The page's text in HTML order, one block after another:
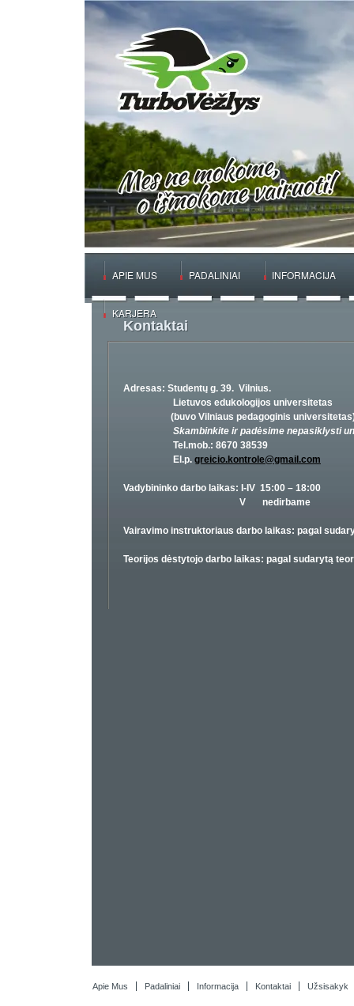
APIE MUS PADALINIAI INFORMACIJA
KARJERA
Kontaktai
Adresas: Studentų g. 39. Vilnius.
Lietuvos edukologijos universitetas
(buvo Vilniaus pedagoginis
Skambinkite ir padėsime nepasiklysti
Tel.mob.: 8670 38539
El.p. greicio.kontrole@gmail.com
Vadybininko darbo laikas: I-IV 15:00 – 18:00
V nedirbame
Vairavimo instruktoriaus darbo laikas: pagal
Teorijos dėstytojo darbo laikas: pagal sudarytą
Apie Mus Padaliniai Informacija Kontaktai Užsisakyk